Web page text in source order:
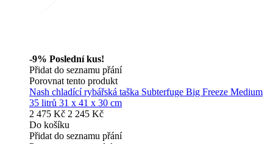
-9% Poslední kus!
Přidat do seznamu přání
Porovnat tento produkt
Nash chladící rybářská taška Subterfuge Big Freeze Medium
35 litrů 31 x 41 x 30 cm
2 475 Kč 2 245 Kč
Do košíku
Přidat do seznamu přání